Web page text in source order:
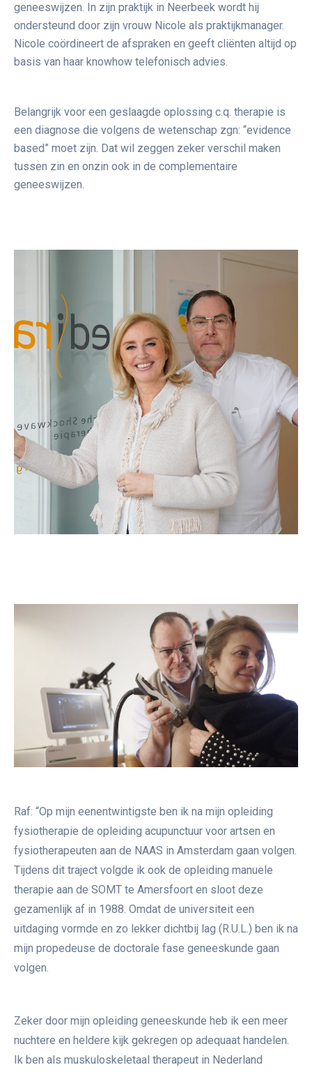
geneeswijzen. In zijn praktijk in Neerbeek wordt hij
ondersteund door zijn vrouw Nicole als praktijkmanager.
Nicole coördineert de afspraken en geeft cliënten altijd op
basis van haar knowhow telefonisch advies.
Belangrijk voor een geslaagde oplossing c.q. therapie is
een diagnose die volgens de wetenschap zgn: “evidence
based” moet zijn. Dat wil zeggen zeker verschil maken
tussen zin en onzin ook in de complementaire
geneeswijzen.
Raf: “Op mijn eenentwintigste ben ik na mijn opleiding
fysiotherapie de opleiding acupunctuur voor artsen en
fysiotherapeuten aan de NAAS in Amsterdam gaan volgen.
Tijdens dit traject volgde ik ook de opleiding manuele
therapie aan de SOMT te Amersfoort en sloot deze
gezamenlijk af in 1988. Omdat de universiteit een
uitdaging vormde en zo lekker dichtbij lag (R.U.L.) ben ik na
mijn propedeuse de doctorale fase geneeskunde gaan
volgen.
Zeker door mijn opleiding geneeskunde heb ik een meer
nuchtere en heldere kijk gekregen op adequaat handelen.
Ik ben als muskuloskeletaal therapeut in Nederland